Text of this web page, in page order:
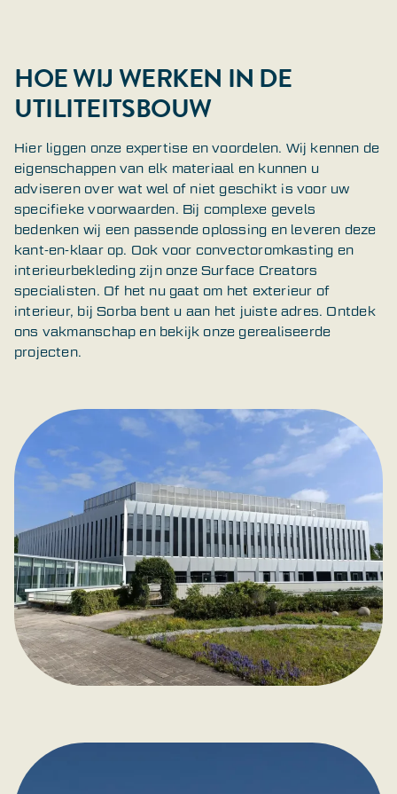
HOE WIJ WERKEN IN DE
UTILITEITSBOUW
Hier liggen onze expertise en voordelen. Wij kennen de
eigenschappen van elk materiaal en kunnen u
adviseren over wat wel of niet geschikt is voor uw
specifieke voorwaarden. Bij complexe gevels
bedenken wij een passende oplossing en leveren deze
kant-en-klaar op. Ook voor convectoromkasting en
interieurbekleding zijn onze Surface Creators
specialisten. Of het nu gaat om het exterieur of
interieur, bij Sorba bent u aan het juiste adres. Ontdek
ons vakmanschap en bekijk onze gerealiseerde
projecten.